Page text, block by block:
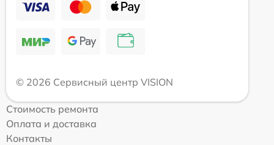
© 2026 Сервисный центр VISION
Стоимость ремонта
Оплата и доставка
Контакты